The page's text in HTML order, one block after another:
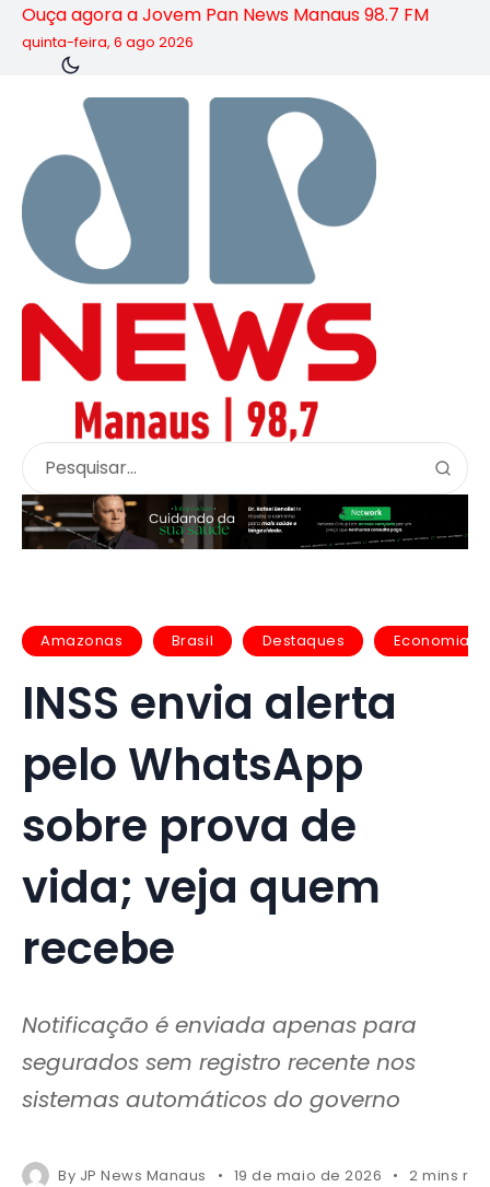
Ouça agora a Jovem Pan News Manaus 98.7 FM
quinta-feira, 6 ago 2026
Amazonas Brasil Destaques Economia
INSS envia alerta
pelo WhatsApp
sobre prova de
vida; veja quem
recebe
Notificação é enviada apenas para
segurados sem registro recente nos
sistemas automáticos do governo
By JP News Manaus 19 de maio de 2026 2 mins